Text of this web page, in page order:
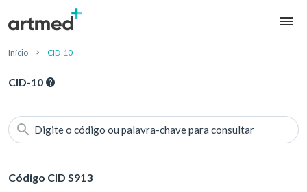
Início CID-10
CID-10
Digite o código ou palavra-chave para consultar
Código CID S913